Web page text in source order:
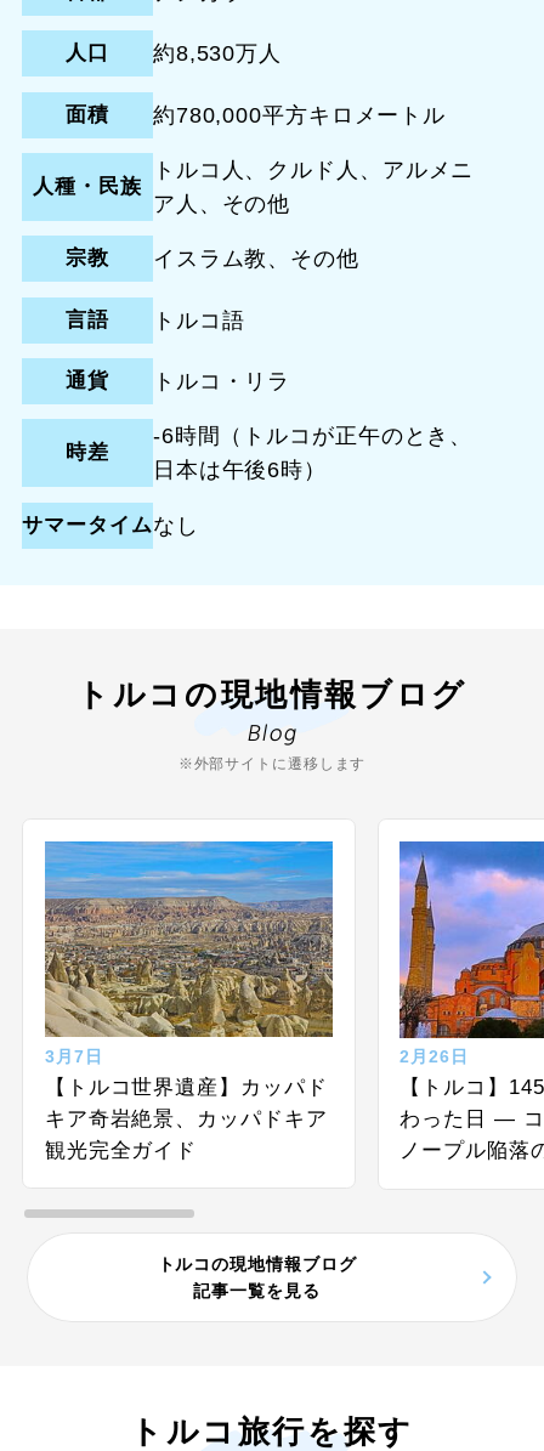
人口 約8,530万人
面積 約780,000平方キロメートル
人種・民族
トルコ人、クルド人、アルメニ
ア人、その他
宗教 イスラム教、その他
言語 トルコ語
通貨 トルコ・リラ
時差
-6時間（トルコが正午のとき、
日本は午後6時）
サマータイムなし
トルコの現地情報ブログ
Blog
※外部サイトに遷移します
3月7日
【トルコ世界遺産】カッパド
キア奇岩絶景、カッパドキア
観光完全ガイド
2月26日
【トルコ】
わった日 ―
ノープル陥落
トルコの現地情報ブログ
記事一覧を見る
トルコ旅行を探す